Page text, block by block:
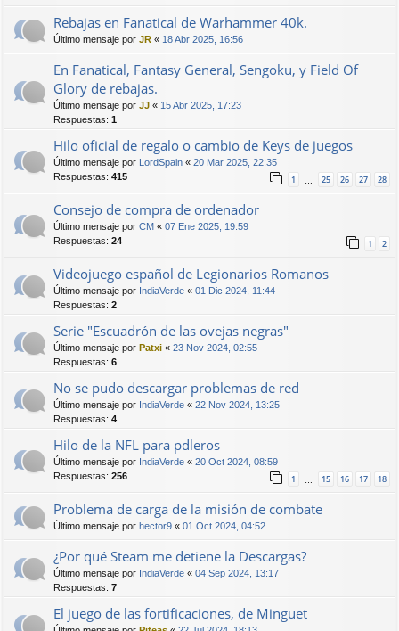
Rebajas en Fanatical de Warhammer 40k.
Último mensaje por JR « 18 Abr 2025, 16:56
En Fanatical, Fantasy General, Sengoku, y Field Of
Glory de rebajas.
Último mensaje por JJ « 15 Abr 2025, 17:23
Respuestas: 1
Hilo oficial de regalo o cambio de Keys de juegos
Último mensaje por LordSpain « 20 Mar 2025, 22:35
Respuestas: 415 1 … 25 26 27 28
Consejo de compra de ordenador
Último mensaje por CM « 07 Ene 2025, 19:59
Respuestas: 24 1 2
Videojuego español de Legionarios Romanos
Último mensaje por IndiaVerde « 01 Dic 2024, 11:44
Respuestas: 2
Serie "Escuadrón de las ovejas negras"
Último mensaje por Patxi « 23 Nov 2024, 02:55
Respuestas: 6
No se pudo descargar problemas de red
Último mensaje por IndiaVerde « 22 Nov 2024, 13:25
Respuestas: 4
Hilo de la NFL para pdleros
Último mensaje por IndiaVerde « 20 Oct 2024, 08:59
Respuestas: 256 1 … 15 16 17 18
Problema de carga de la misión de combate
Último mensaje por hector9 « 01 Oct 2024, 04:52
¿Por qué Steam me detiene la Descargas?
Último mensaje por IndiaVerde « 04 Sep 2024, 13:17
Respuestas: 7
El juego de las fortificaciones, de Minguet